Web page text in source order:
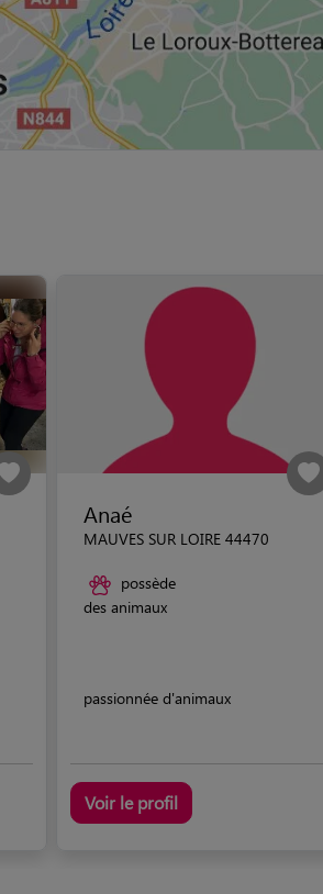
Anaé
MAUVES SUR LOIRE 44470
possède
des animaux
passionnée d'animaux
Voir le profil